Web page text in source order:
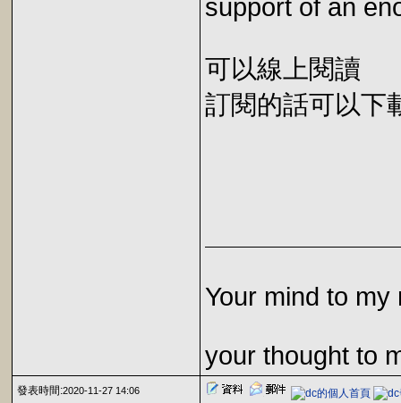
support of an
可以線上閱讀
訂閱的話可以下
Your mind to my
your thought to
發表時間:2020-11-27 14:06